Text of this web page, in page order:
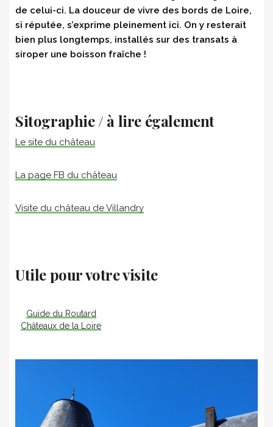
de celui-ci. La douceur de vivre des bords de Loire,
si réputée, s’exprime pleinement ici. On y resterait
bien plus longtemps, installés sur des transats à
siroper une boisson fraîche !
Sitographie / à lire également
Le site du château
La page FB du château
Visite du château de Villandry
Utile pour votre visite
Guide du Routard
Châteaux de la Loire